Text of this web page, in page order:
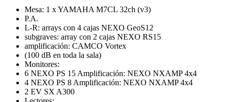
Mesa: 1 x YAMAHA M7CL 32ch (v3)
P.A.
L-R: arrays con 4 cajas NEXO GeoS12
subgraves: array con 2 cajas NEXO RS15
amplificación: CAMCO Vortex
(100 dB en toda la sala)
Monitores:
6 NEXO PS 15 Amplificación: NEXO NXAMP 4x4
4 NEXO PS 8 Amplificación: NEXO NXAMP 4x4
2 EV SX A300